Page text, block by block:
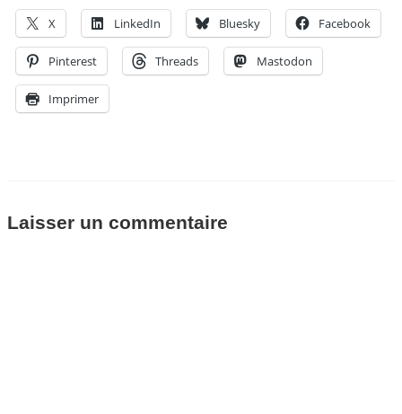
X LinkedIn Bluesky Facebook
Pinterest Threads Mastodon
Imprimer
Laisser un commentaire